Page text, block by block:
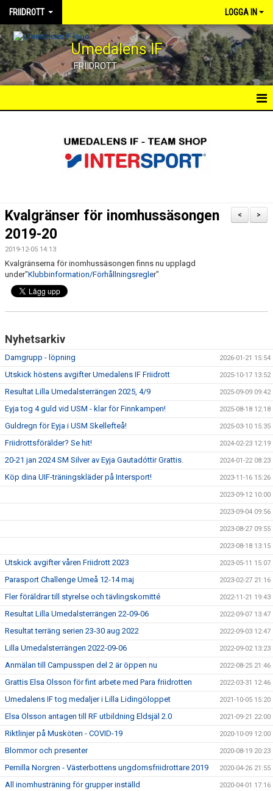
FRIIDROTT LOGGA IN
Umedalens IF
FRIIDROTT
EGNA TÄVLINGAR
LÄNKAR
UTBILDNING
>
<
Kvalgränser för inomhussäsongen
2019-20
2019-12-05 14:13
Kvalgränserna för inomhussäsongen finns nu upplagd
under"Klubbinformation/Förhållningsregler"
Nyhetsarkiv
Damgrupp - löpning 2026-01-21 15:54
Utskick höstens avgifter Umedalens IF Friidrott 2025-10-17 13:52
Resultat Lilla Umedalsterrängen 2025, 4/9 2025-09-09 09:42
Eyja tog 4 guld vid USM - klar för Finnkampen! 2025-08-18 12:18
Guldregn för Eyja i USM Skellefteå! 2025-03-10 15:35
Friidrottsförälder? Se hit! 2024-02-23 12:19
20-21 jan 2024 SM Silver av Eyja Gautadóttir Grattis. 2024-01-22 08:23
Köp dina UIF-träningskläder på Intersport! 2023-11-16 15:26
2023-09-12 10:00
2023-09-04 09:56
2023-08-27 09:55
2023-08-18 13:15
Utskick avgifter våren Friidrott 2023 2023-05-11 15:07
Parasport Challenge Umeå 12-14 maj 2023-02-27 21:16
Fler föräldrar till styrelse och tävlingskomitté 2022-11-21 19:43
Resultat Lilla Umedalsterrängen 22-09-06 2022-09-07 13:47
Resultat terräng serien 23-30 aug 2022 2022-09-03 12:47
Lilla Umedalsterrängen 2022-09-06 2022-09-02 13:23
Anmälan till Campusspen del 2 är öppen nu 2022-08-25 21:46
Grattis Elsa Olsson för fint arbete med Para friidrotten 2022-03-31 12:46
Umedalens IF tog medaljer i Lilla Lidingöloppet 2021-10-05 15:20
Elsa Olsson antagen till RF utbildning Eldsjäl 2.0 2021-09-21 22:00
Riktlinjer på Musköten - COVID-19 2020-10-09 12:00
Blommor och presenter 2020-08-19 20:23
Pernilla Norgren - Västerbottens ungdomsfriidrottare 2019 2020-04-26 21:55
All inomhusträning för grupper inställd 2020-04-01 17:16